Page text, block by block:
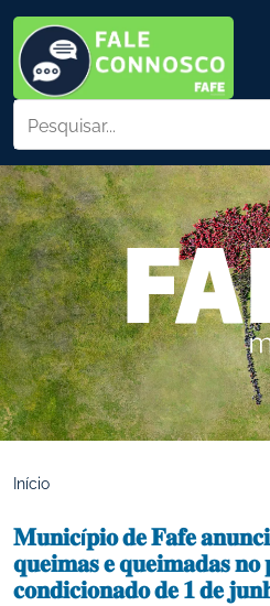
Início
𝐌𝐮𝐧𝐢𝐜í𝐩𝐢𝐨 𝐝𝐞 𝐅𝐚𝐟𝐞
𝐪𝐮𝐞𝐢𝐦𝐚𝐬 𝐞 𝐪𝐮𝐞𝐢𝐦𝐚𝐝𝐚𝐬 𝐧𝐨
𝐜𝐨𝐧𝐝𝐢𝐜𝐢𝐨𝐧𝐚𝐝𝐨 𝐝𝐞 𝟏 𝐝𝐞